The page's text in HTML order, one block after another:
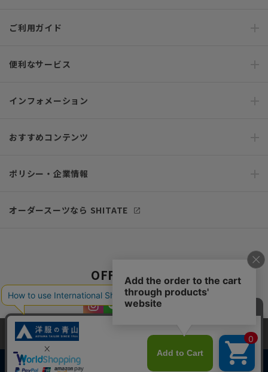
ご利用ガイド
便利なサービス
インフォメーション
おすすめコンテンツ
ポリシー・企業情報
オーダースーツなら SHITATE
OFFICIAL SNS
当サイトでは、快適な閲覧体験とコンテンツ改善のためにCookieを使用
しています。閲覧を続けることで、Cookieの使用に同意したものとみな